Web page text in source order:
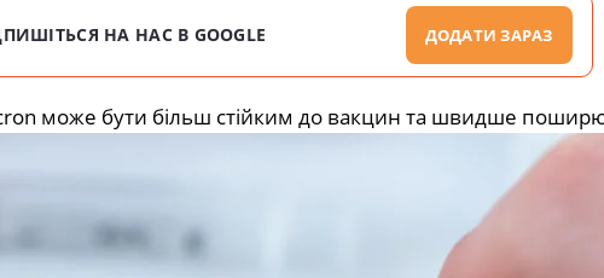
НА НАС В GOOGLE ДОДАТИ ЗАРАЗ
може бути більш стійким до вакцин та швидше